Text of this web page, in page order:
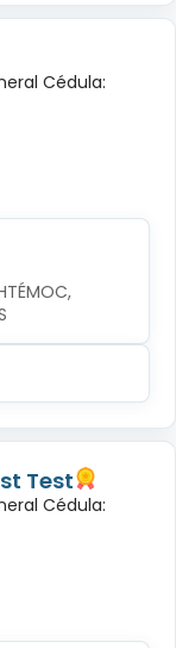
Cédula:
Test
Cédula: